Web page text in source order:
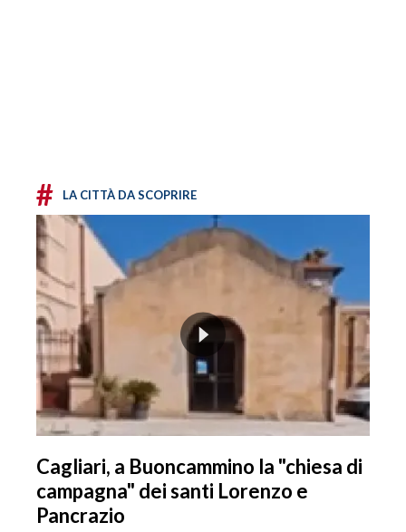
# LA CITTÀ DA SCOPRIRE
Cagliari, a Buoncammino la "chiesa di
campagna" dei santi Lorenzo e
Pancrazio